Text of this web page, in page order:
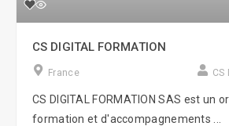
CS DIGITAL FORMATION
France CS
CS DIGITAL FORMATION SAS est un
formation et d'accompagnements ...